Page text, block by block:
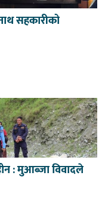
सहकारीको
: मुआब्जा विवादले